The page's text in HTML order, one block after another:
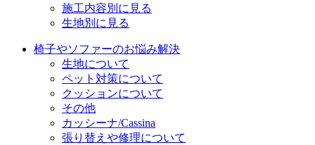
施工内容別に見る
生地別に見る
椅子やソファーのお悩み解決
生地について
ペット対策について
クッションについて
その他
カッシーナ/Cassina
張り替えや修理について